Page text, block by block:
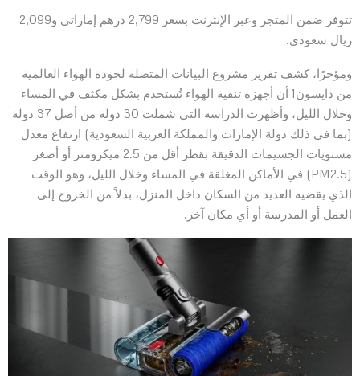
تتوفر ضمن المتجر وعبر الإنترنت بسعر 2,799 درهم إماراتي و2,099
ريال سعودي.
ومؤخرًا، كشف تقرير مشروع البيانات المتصلة لجودة الهواء العالمية
من دايسون1 أن أجهزة تنقية الهواء تُستخدم بشكل مكثف في المساء
وخلال الليل، وأظهرت الدراسة التي شملت 30 دولة من أصل 37 دولة
(بما في ذلك دولة الإمارات والمملكة العربية السعودية) ارتفاع معدل
مستويات الجسيمات الدقيقة بقطر أقل من 2.5 ميكرومتر أو أصغر
(PM2.5) في الأماكن المغلقة في المساء وخلال الليل، وهو الوقت
الذي يقضيه العديد من السكان داخل المنزل، بدلاً من الخروج إلى
العمل أو المدرسة أو أي مكان آخر.